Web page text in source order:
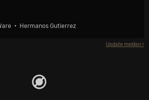
• Hermanos Gutierrez
Update melden